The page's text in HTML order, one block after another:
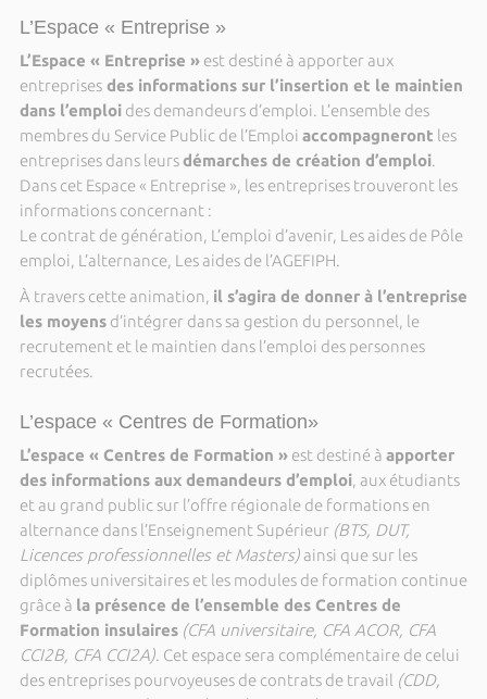
L’Espace « Entreprise »
L’Espace « Entreprise »est destiné à apporter aux
entreprisesdes informations sur l’insertion et le maintien
dans l’emploides demandeurs d’emploi. L’ensemble des
membres du Service Public de l’Emploi accompagneront les
entreprises dans leursdémarches de création d’emploi.
Dans cet Espace « Entreprise », les entreprises trouveront les
informations concernant :
Le contrat de génération, L’emploi d’avenir, Les aides de Pôle
emploi, L’alternance, Les aides de l’AGEFIPH.
À travers cette animation, il s’agira de donner à l’entreprise
les moyensd’intégrer dans sa gestion du personnel, le
recrutement et le maintien dans l’emploi des personnes
recrutées.
L’espace « Centres de Formation»
L’espace « Centres de Formation »est destiné à apporter
des informations aux demandeurs d’emploi, aux étudiants
et au grand public sur l’offre régionale de formations en
alternance dans l’Enseignement Supérieur (BTS, DUT,
Licences professionnelles et Masters)ainsi que sur les
diplômes universitaires et les modules de formation continue
grâce à la présence de l’ensemble des Centres de
Formation insulaires (CFA universitaire, CFA ACOR, CFA
CCI2B, CFA CCI2A). Cet espace sera complémentaire de celui
des entreprises pourvoyeuses de contrats de travail (CDD,